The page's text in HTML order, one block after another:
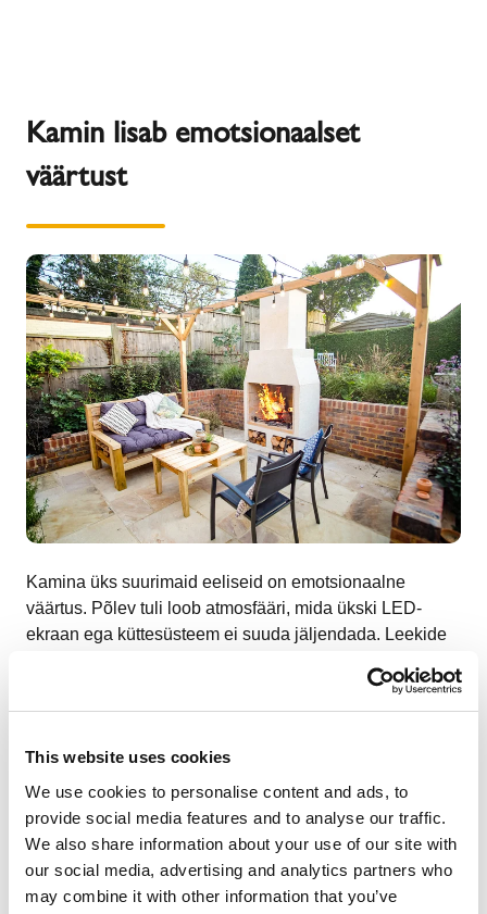
This website uses cookies
We use cookies to personalise content and ads, to
provide social media features and to analyse our traffic.
We also share information about your use of our site with
our social media, advertising and analytics partners who
may combine it with other information that you’ve
Kamin lisab emotsionaalset
väärtust
Kamina üks suurimaid eeliseid on emotsionaalne
väärtus. Põlev tuli loob atmosfääri, mida ükski LED-
ekraan ega küttesüsteem ei suuda jäljendada. Leekide
turvatunde. Kamin tõmbab inimesi kokku – pered
kogunevad kamina ette vestlema, lugema või lihtsalt
Kamin võib olla ka ruumi keskpunkt, mis kujundab kogu
sisekujunduse loogika. See lisab interjöörile iseloomu ja
soojust, mis teeb majast kodu. Üha enam valitakse isegi
gaasi- või elektrikaminaid mitte niivõrd soojusallikana,
vaid hubase õhkkonna loomiseks.